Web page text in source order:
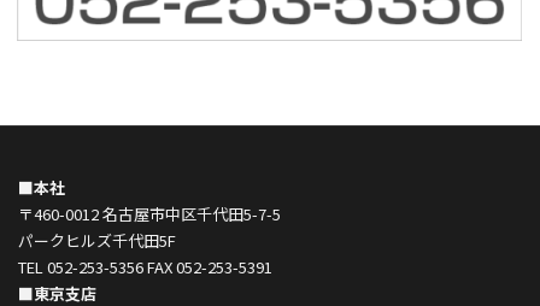
■本社
〒460-0012 名古屋市中区千代田5-7-5
パークヒルズ千代田5F
TEL 052-253-5356 FAX 052-253-5391
■東京支店